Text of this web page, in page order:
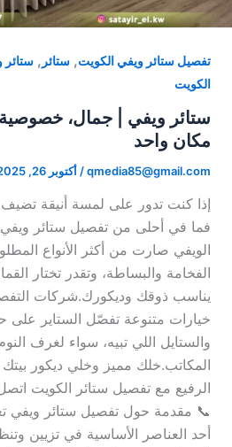
تفصيل ستائر ويفي الكويت, ستائر , ستائر
الكويت
ستائر ويفي | جمال،
مكان واحد
qmedia85@gmail.com
/ أكتوبر 26, 2025
إذا كنت تدور على لمسة أنيقة
فما في أحلى من تفصيل ستائر ويفي
الويفي صارت من أكثر الأنواع
الفخامة والبساطة، وتقدر تختار
يناسب ذوقك وديكورك.شركات
خيارات متنوعة تفصّل الستاير
والستايل اللي تبيه، سواء لغرف
المكاتب.خلك مميز وخلي ديكور
📞 مقدمة حول تفصيل ستائر ويفي
أحد العناصر الأساسية في تزيين